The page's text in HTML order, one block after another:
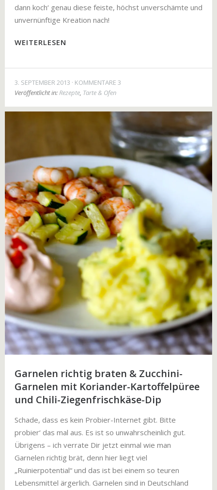
dann koch‘ genau diese feiste, höchst unverschämte und
unvernünftige Kreation nach!
WEITERLESEN
3. SEPTEMBER 2013
KOMMENTARE 3
Veröffentlicht in:Rezepte, Tarte & Ofen
Garnelen richtig braten & Zucchini-
Garnelen mit Koriander-Kartoffelpüree
und Chili-Ziegenfrischkäse-Dip
Schade, dass es kein Probier-Internet gibt. Bitte
probier‘ das mal aus. Es ist so unwahrscheinlich gut.
Übrigens – ich verrate Dir jetzt einmal wie man
Garnelen richtig brät, denn hier liegt viel
„Ruinierpotential“ und das ist bei einem so teuren
Lebensmittel ärgerlich. Garnelen sind in Deutschland